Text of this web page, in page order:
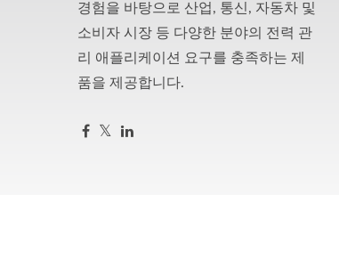
경험을 바탕으로 산업, 통신, 자동차 및
소비자 시장 등 다양한 분야의 전력 관
리 애플리케이션 요구를 충족하는 제
품을 제공합니다.